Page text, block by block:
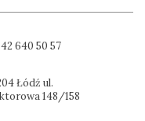
640 50 57
Łódź ul.
148/158